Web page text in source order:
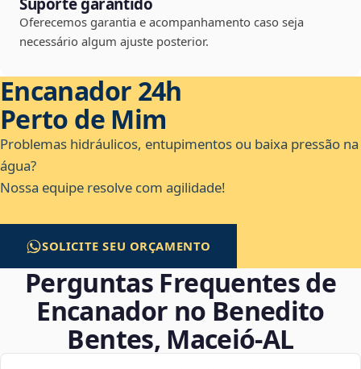
Suporte garantido
Oferecemos garantia e acompanhamento caso seja
necessário algum ajuste posterior.
Encanador 24h
Perto de Mim
Problemas hidráulicos, entupimentos ou baixa pressão na
água?
Nossa equipe resolve com agilidade!
SOLICITE SEU ORÇAMENTO
Perguntas Frequentes de
Encanador no Benedito
Bentes, Maceió‑AL